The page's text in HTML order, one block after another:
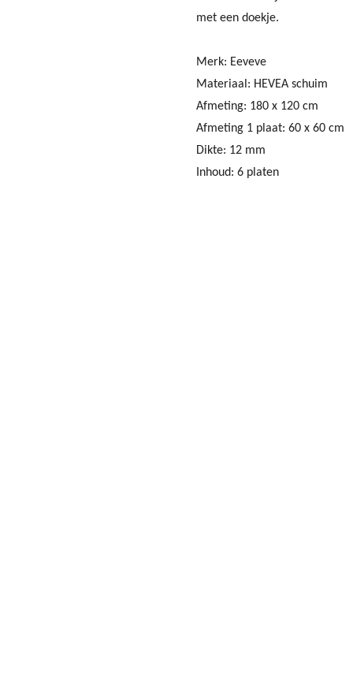
met een doekje.
Merk: Eeveve
Materiaal: HEVEA schuim
Afmeting: 180 x 120 cm
Afmeting 1 plaat: 60 x 60 cm
Dikte: 12 mm
Inhoud: 6 platen